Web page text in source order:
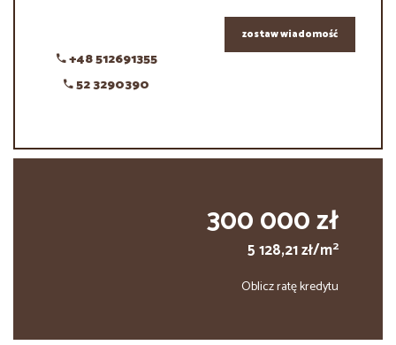
+48 512691355
52 3290390
zostaw wiadomość
300 000 zł
5 128,21 zł/m2
Oblicz ratę kredytu